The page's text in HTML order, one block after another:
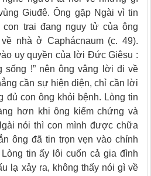
Giuđê. Ông gặp Ngài vì tin
trai đang nguy tử của ông
nhà ở Caphácnaum (c. 49).
uy quyền của lời Đức Giêsu :
sống !” nên ông vâng lời đi về
cần sự hiện diện, chỉ cần lời
đủ con ông khỏi bệnh. Lòng tin
hơn khi ông kiểm chứng và
nói thì con mình được chữa
ông đã tin trọn vẹn vào chính
tin ấy lôi cuốn cả gia đình
lạ xảy ra, không thấy nói gì về